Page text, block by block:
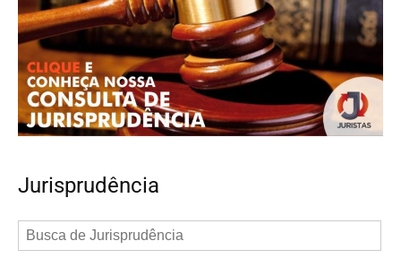
Jurisprudência